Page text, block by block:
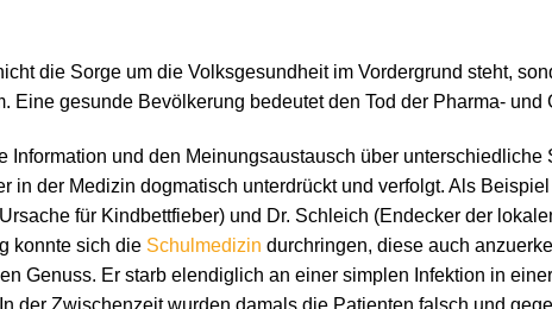
die Sorge um die Volksgesundheit im Vordergrund steht,
Eine gesunde Bevölkerung bedeutet den Tod der Pharma- und
Information und den Meinungsaustausch über unterschiedliche
in der Medizin dogmatisch unterdrückt und verfolgt. Als
für Kindbettfieber) und Dr. Schleich (Endecker der
konnte sich die Schulmedizin durchringen, diese auch
Genuss. Er starb elendiglich an einer simplen Infektion in